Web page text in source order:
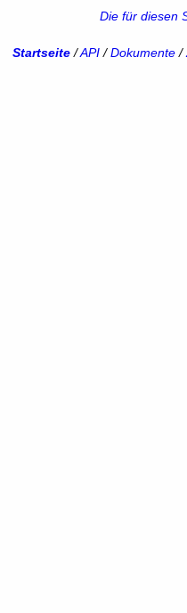
Die für diesen
Startseite/API/Dokumente/